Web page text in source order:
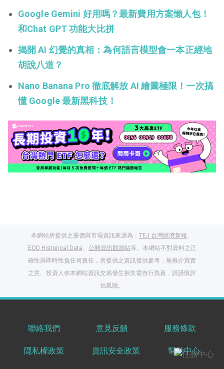
Google Gemini 好用嗎？最新費用方案懶人包！
和Chat GPT 功能大比拼
揭開 AI 幻覺的真相：為何語言模型會一本正經地
胡說八道？
Nano Banana Pro 徹底解放 AI 繪圖極限！一次搞
懂 Google 最新黑科技！
本網站所提供之股價與市場資訊來源為： TEJ 台灣經濟新報、
EOD Historical Data、 公開資訊觀測站等。本網站不對資料之正
確性與即時性負任何責任，所提供之資訊僅供參考，無推介買賣
之意。投資人依本網站資訊交易發生損失需自行負責，請謹慎評
估風險。
聯絡我們 意見反饋 服務條款
隱私權政策 資訊安全政策 幫助中心
出國就缺這咖？股